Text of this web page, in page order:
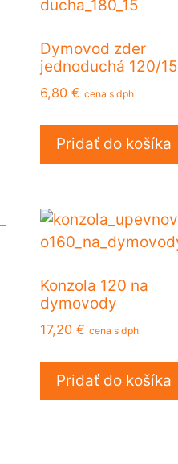
Dymovod zder
jednoduchá 120/15
6,80 € cena s dph
Pridať do košíka
Konzola 120 na
dymovody
17,20 € cena s dph
Pridať do košíka